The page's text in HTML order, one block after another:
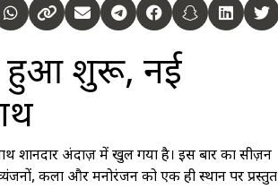
हुआ शुरू, नई
शानदार अंदाज़ में खुल गया है। इस बार का सीज़न
कला और मनोरंजन को एक ही स्थान पर प्रस्तुत